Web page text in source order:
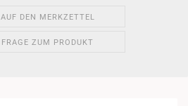
AUF DEN MERKZETTEL
FRAGE ZUM PRODUKT